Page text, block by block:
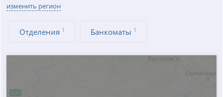
изменить регион
Отделения 1 Банкоматы 1